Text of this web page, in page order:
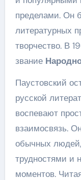
пределами. Он
литературных
творчество. В
звание
Паустовский
русской
воспевают
взаимосвязь.
обычных
трудностями и
моментов.